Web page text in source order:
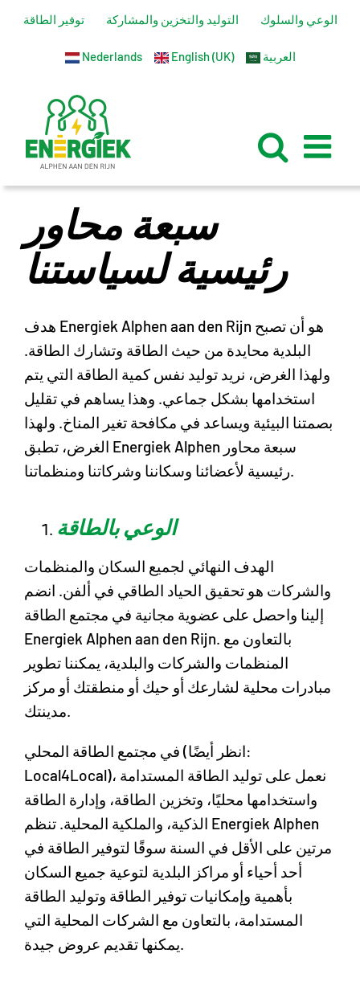
تخطيتوفير الطاقة التوليد والتخزين والمشاركة الوعي والسلوك
Nederlands English (UK) العربية
سبعة محاور
رئيسية لسياستنا
هدف Energiek Alphen aan den Rijn هو أن تصبح
البلدية محايدة من حيث الطاقة وتشارك الطاقة.
ولهذا الغرض، نريد توليد نفس كمية الطاقة التي يتم
استخدامها بشكل جماعي. وهذا يساهم في تقليل
بصمتنا البيئية ويساعد في مكافحة تغير المناخ. ولهذا
الغرض، تطبق Energiek Alphen سبعة محاور
رئيسية لأعضائنا وسكاننا وشركاتنا ومنظماتنا.
الوعي بالطاقة
الهدف النهائي لجميع السكان والمنظمات
والشركات هو تحقيق الحياد الطاقي في ألفن. انضم
إلينا واحصل على عضوية مجانية في مجتمع الطاقة
Energiek Alphen aan den Rijn. بالتعاون مع
المنظمات والشركات والبلدية، يمكننا تطوير
مبادرات محلية لشارعك أو حيك أو منطقتك أو مركز
مدينتك.
في مجتمع الطاقة المحلي (انظر أيضًا:
Local4Local)، نعمل على توليد الطاقة المستدامة
واستخدامها محليًا، وتخزين الطاقة، وإدارة الطاقة
الذكية، والملكية المحلية. تنظم Energiek Alphen
مرتين على الأقل في السنة سوقًا لتوفير الطاقة في
أحد أحياء أو مراكز البلدية لتوعية جميع السكان
بأهمية وإمكانيات توفير الطاقة وتوليد الطاقة
المستدامة، بالتعاون مع الشركات المحلية التي
يمكنها تقديم عروض جيدة.